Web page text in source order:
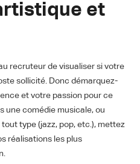
et
recruteur de visualiser si votre
sollicité. Donc démarquez-
et votre passion pour ce
une comédie musicale, ou
type (jazz, pop, etc.), mettez
réalisations les plus